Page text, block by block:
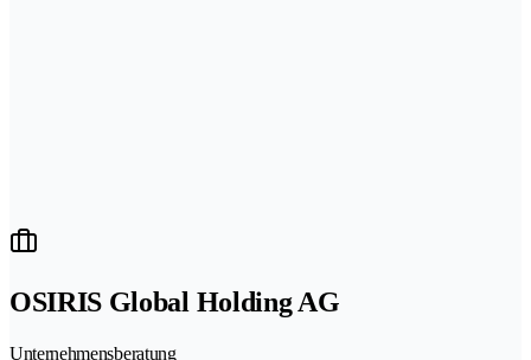
OSIRIS Global Holding AG
Unternehmensberatung